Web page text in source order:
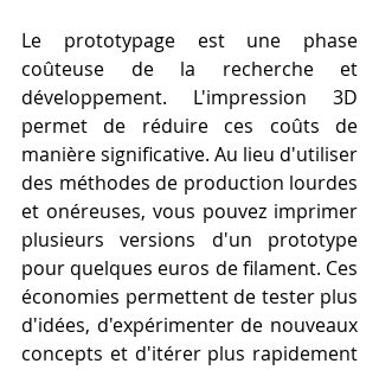
Le prototypage est une phase
coûteuse de la recherche et
développement. L'impression 3D
permet de réduire ces coûts de
manière significative. Au lieu d'utiliser
des méthodes de production lourdes
et onéreuses, vous pouvez imprimer
plusieurs versions d'un prototype
pour quelques euros de filament. Ces
économies permettent de tester plus
d'idées, d'expérimenter de nouveaux
concepts et d'itérer plus rapidement